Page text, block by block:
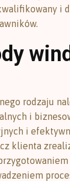
i
rodzaju
i
i
klienta